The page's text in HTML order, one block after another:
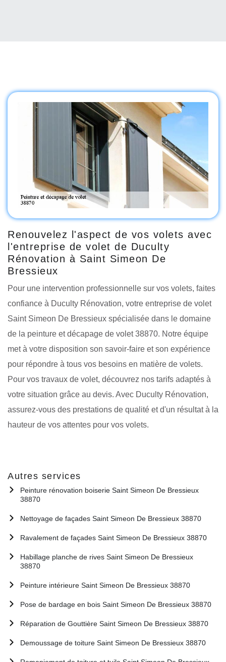
Renouvelez l'aspect de vos volets avec
l'entreprise de volet de Duculty
Rénovation à Saint Simeon De
Bressieux
Pour une intervention professionnelle sur vos volets, faites
confiance à Duculty Rénovation, votre entreprise de volet
Saint Simeon De Bressieux spécialisée dans le domaine
de la peinture et décapage de volet 38870. Notre équipe
met à votre disposition son savoir-faire et son expérience
pour répondre à tous vos besoins en matière de volets.
Pour vos travaux de volet, découvrez nos tarifs adaptés à
votre situation grâce au devis. Avec Duculty Rénovation,
assurez-vous des prestations de qualité et d'un résultat à la
hauteur de vos attentes pour vos volets.
Autres services
Peinture rénovation boiserie Saint Simeon De Bressieux
38870
Nettoyage de façades Saint Simeon De Bressieux 38870
Ravalement de façades Saint Simeon De Bressieux 38870
Habillage planche de rives Saint Simeon De Bressieux
38870
Peinture intérieure Saint Simeon De Bressieux 38870
Pose de bardage en bois Saint Simeon De Bressieux 38870
Réparation de Gouttière Saint Simeon De Bressieux 38870
Demoussage de toiture Saint Simeon De Bressieux 38870